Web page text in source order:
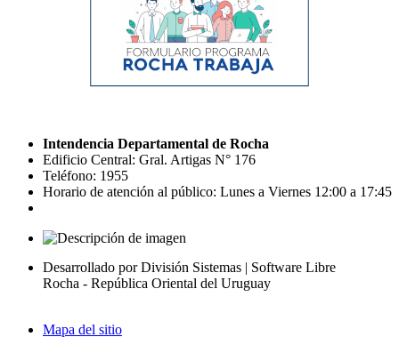
Intendencia Departamental de Rocha
Edificio Central: Gral. Artigas N° 176
Teléfono: 1955
Horario de atención al público: Lunes a Viernes 12:00 a 17:45
Desarrollado por División Sistemas | Software Libre
Rocha - República Oriental del Uruguay
Mapa del sitio